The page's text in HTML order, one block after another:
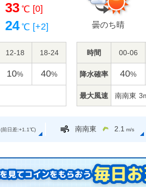
33 ℃ [0]
24 ℃ [+2]
12-18 18-24
10% 40%
曇のち晴
時間 00-06
降水確率 40%
最大風速 南南東
(前日差:+1.1℃) 南南東 2.1 m/s